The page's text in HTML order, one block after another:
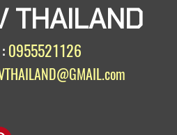
THAILAND
0955521126